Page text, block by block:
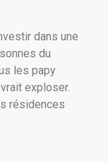
dans une
du
les papy
exploser.
résidences